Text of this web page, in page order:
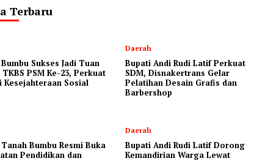
Terbaru
Sukses Jadi Tuan
TKBS PSM Ke-23, Perkuat
Kesejahteraan Sosial
Daerah
Bupati Andi Rudi Latif Perkuat
SDM, Disnakertrans Gelar
Pelatihan Desain Grafis dan
Barbershop
Bumbu Resmi Buka
Pendidikan dan
Daerah
Bupati Andi Rudi Latif Dorong
Kemandirian Warga Lewat